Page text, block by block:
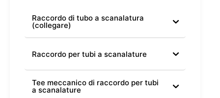
Raccordo di tubo a scanalatura
(collegare)
Raccordo per tubi a scanalature
Tee meccanico di raccordo per tubi
a scanalature